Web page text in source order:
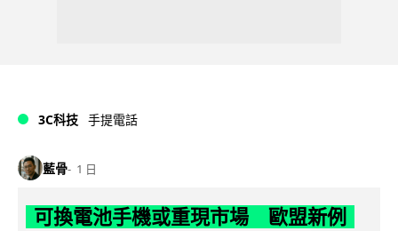
3C科技 手提電話
藍骨 1 日
可換電池手機或重現市場 歐盟新例